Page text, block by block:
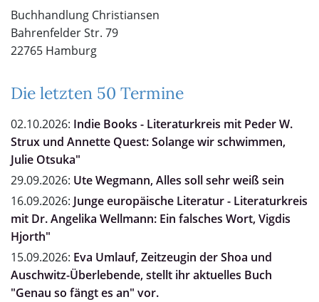
Buchhandlung Christiansen
Bahrenfelder Str. 79
22765 Hamburg
Die letzten 50 Termine
02.10.2026: Indie Books - Literaturkreis mit Peder W.
Strux und Annette Quest: Solange wir schwimmen,
Julie Otsuka"
29.09.2026: Ute Wegmann, Alles soll sehr weiß sein
16.09.2026: Junge europäische Literatur - Literaturkreis
mit Dr. Angelika Wellmann: Ein falsches Wort, Vigdis
Hjorth"
15.09.2026: Eva Umlauf, Zeitzeugin der Shoa und
Auschwitz-Überlebende, stellt ihr aktuelles Buch
"Genau so fängt es an" vor.